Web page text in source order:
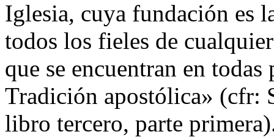
Iglesia, cuya fundación es
todos los fieles de
que se encuentran en
Tradición apostólica» (cfr:
libro tercero, parte